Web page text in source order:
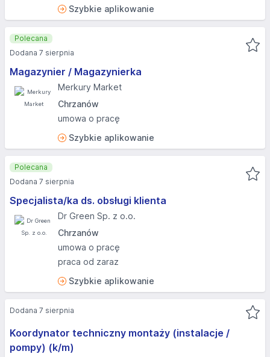
Szybkie aplikowanie
Magazynier / Magazynierka
Merkury Market
Chrzanów
umowa o pracę
Szybkie aplikowanie
Polecana
Dodana 7 sierpnia
Specjalista/ka ds. obsługi klienta
Dr Green Sp. z o.o.
Chrzanów
umowa o pracę
praca od zaraz
Szybkie aplikowanie
Polecana
Dodana 7 sierpnia
Koordynator techniczny montaży (instalacje /
pompy) (k/m)
Dodana 7 sierpnia